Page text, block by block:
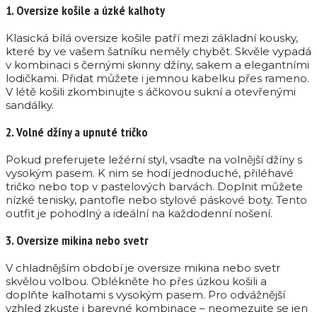
1. Oversize košile a úzké kalhoty
Klasická bílá oversize košile patří mezi základní kousky,
které by ve vašem šatníku neměly chybět. Skvěle vypadá
v kombinaci s černými skinny džíny, sakem a elegantními
lodičkami. Přidat můžete i jemnou kabelku přes rameno.
V létě košili zkombinujte s áčkovou sukní a otevřenými
sandálky.
2. Volné džíny a upnuté tričko
Pokud preferujete ležérní styl, vsaďte na volnější džíny s
vysokým pasem. K nim se hodí jednoduché, přiléhavé
tričko nebo top v pastelových barvách. Doplnit můžete
nízké tenisky, pantofle nebo stylové páskové boty. Tento
outfit je pohodlný a ideální na každodenní nošení.
3. Oversize mikina nebo svetr
V chladnějším období je oversize mikina nebo svetr
skvělou volbou. Oblékněte ho přes úzkou košili a
doplňte kalhotami s vysokým pasem. Pro odvážnější
vzhled zkuste i barevné kombinace – neomezujte se jen